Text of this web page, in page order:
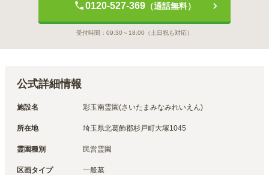
0120-527-369（通話無料）
受付時間： 09:30～18:00 （土日祝も対応）
公式詳細情報
施設名 彩玉南霊園(さいたまみなみれいえん)
所在地 埼玉県北葛飾郡杉戸町大塚1045
霊園種別 民営霊園
区画タイプ 一般墓